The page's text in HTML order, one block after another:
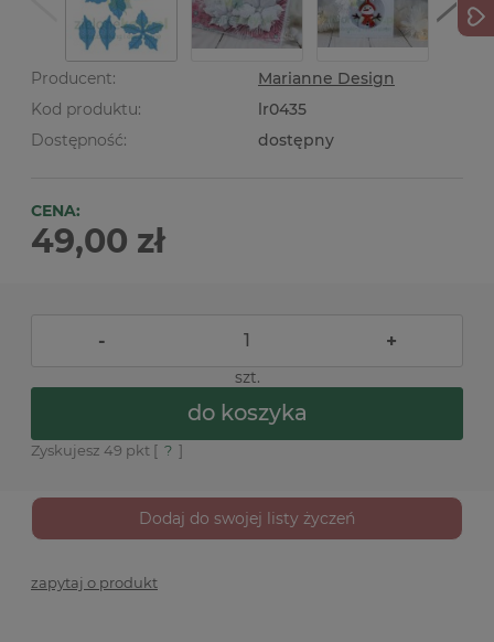
Producent:
Marianne Design
Kod produktu:
lr0435
Dostępność:
dostępny
CENA:
49,00 zł
- +
szt.
do koszyka
Zyskujesz 49 pkt [ ? ]
Dodaj do swojej listy życzeń
zapytaj o produkt